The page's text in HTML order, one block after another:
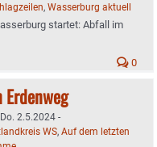
, Wasserburg aktuell
startet: Abfall im
0
Do. 2.5.2024 -
WS, Auf dem letzten